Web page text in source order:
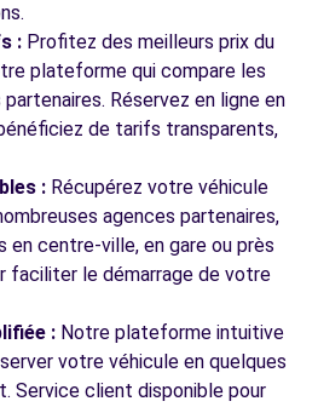
: Profitez des meilleurs prix du
plateforme qui compare les
Réservez en ligne en
de tarifs transparents,
: Récupérez votre véhicule
agences partenaires,
en centre-ville, en gare ou près
faciliter le démarrage de votre
: Notre plateforme intuitive
votre véhicule en quelques
Service client disponible pour